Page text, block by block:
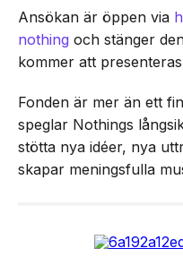
Ansökan är öppen via
nothing och stänger
kommer att
Fonden är mer än ett
speglar Nothings
stötta nya idéer, nya
skapar meningsfulla